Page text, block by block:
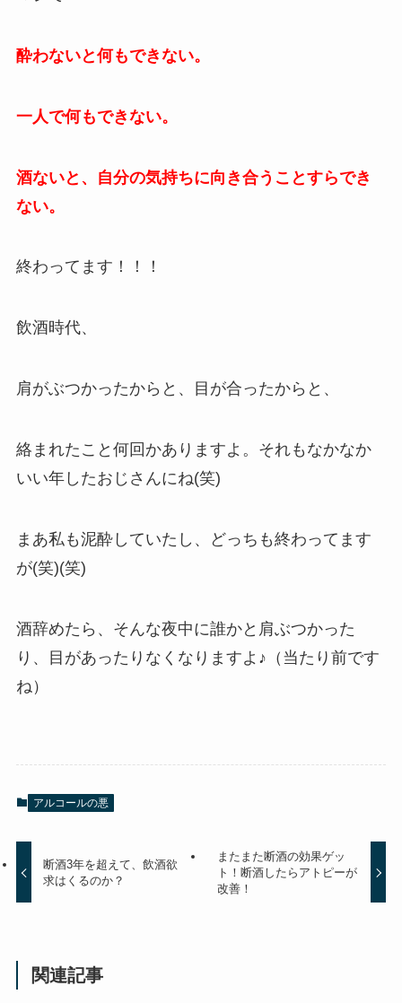
酔わないと何もできない。
一人で何もできない。
酒ないと、自分の気持ちに向き合うことすらでき
ない。
終わってます！！！
飲酒時代、
肩がぶつかったからと、目が合ったからと、
絡まれたこと何回かありますよ。それもなかなか
いい年したおじさんにね(笑)
まあ私も泥酔していたし、どっちも終わってます
が(笑)(笑)
酒辞めたら、そんな夜中に誰かと肩ぶつかった
り、目があったりなくなりますよ♪（当たり前です
ね）
アルコールの悪
断酒3年を超えて、飲酒欲
求はくるのか？
またまた断酒の効果ゲッ
ト！断酒したらアトピーが
改善！
関連記事